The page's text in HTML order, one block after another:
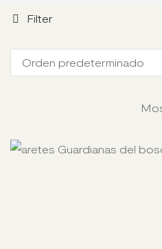
Filter
Orden predeterminado